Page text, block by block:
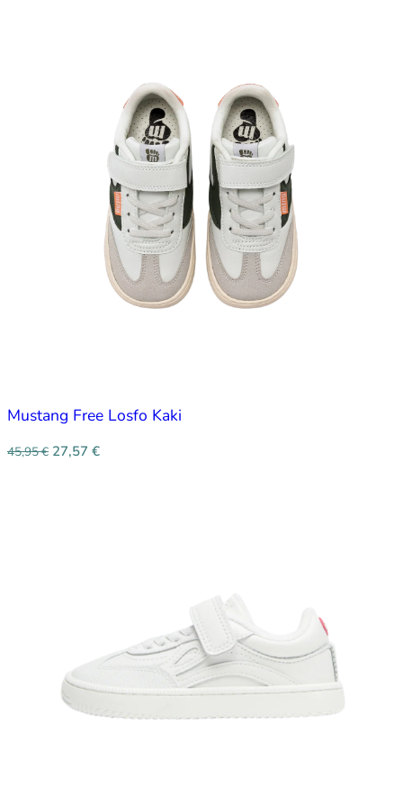
Mustang Free Losfo Kaki
45,95€ 27,57 €